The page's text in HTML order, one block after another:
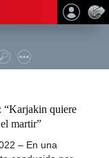
“Karjakin quiere
martir”
– En una